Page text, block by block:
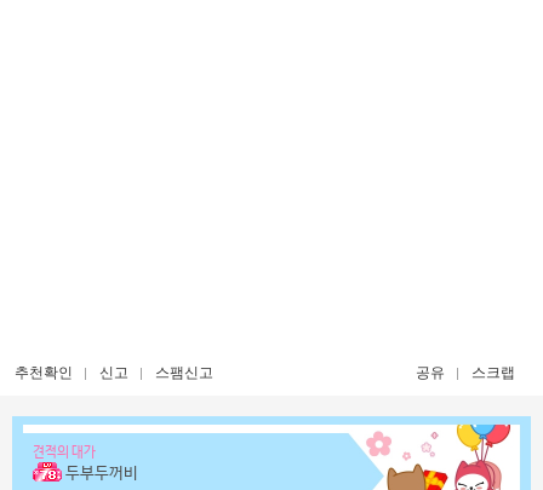
추천확인 신고 스팸신고 공유 스크랩
견적의 대가
두부두꺼비